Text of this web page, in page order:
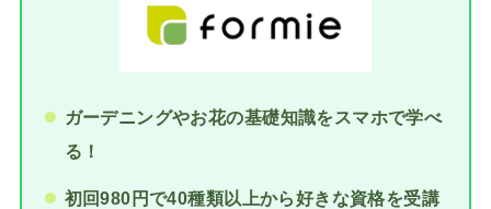
ガーデニングやお花の基礎知識をスマホで学べ
る！
初回980円で40種類以上から好きな資格を受講